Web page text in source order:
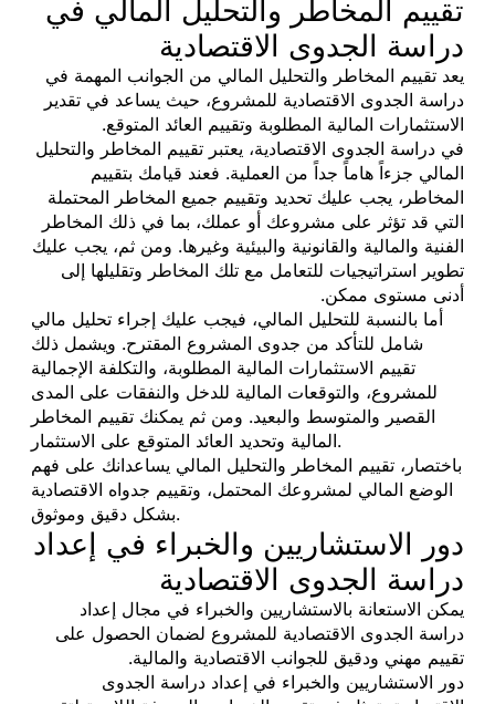
تقييم المخاطر والتحليل المالي في
دراسة الجدوى الاقتصادية
يعد تقييم المخاطر والتحليل المالي من الجوانب المهمة في
دراسة الجدوى الاقتصادية للمشروع، حيث يساعد في تقدير
الاستثمارات المالية المطلوبة وتقييم العائد المتوقع.
في دراسة الجدوى الاقتصادية، يعتبر تقييم المخاطر والتحليل
المالي جزءاً هاماً جداً من العملية. فعند قيامك بتقييم
المخاطر، يجب عليك تحديد وتقييم جميع المخاطر المحتملة
التي قد تؤثر على مشروعك أو عملك، بما في ذلك المخاطر
الفنية والمالية والقانونية والبيئية وغيرها. ومن ثم، يجب عليك
تطوير استراتيجيات للتعامل مع تلك المخاطر وتقليلها إلى
أدنى مستوى ممكن.
أما بالنسبة للتحليل المالي، فيجب عليك إجراء تحليل مالي
شامل للتأكد من جدوى المشروع المقترح. ويشمل ذلك
تقييم الاستثمارات المالية المطلوبة، والتكلفة الإجمالية
للمشروع، والتوقعات المالية للدخل والنفقات على المدى
القصير والمتوسط والبعيد. ومن ثم يمكنك تقييم المخاطر
المالية وتحديد العائد المتوقع على الاستثمار.
باختصار، تقييم المخاطر والتحليل المالي يساعدانك على فهم
الوضع المالي لمشروعك المحتمل، وتقييم جدواه الاقتصادية
بشكل دقيق وموثوق.
دور الاستشاريين والخبراء في إعداد
دراسة الجدوى الاقتصادية
يمكن الاستعانة بالاستشاريين والخبراء في مجال إعداد
دراسة الجدوى الاقتصادية للمشروع لضمان الحصول على
تقييم مهني ودقيق للجوانب الاقتصادية والمالية.
دور الاستشاريين والخبراء في إعداد دراسة الجدوى